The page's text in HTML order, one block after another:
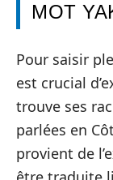
MOT
Pour saisir
est crucial
trouve ses
parlées en
provient de